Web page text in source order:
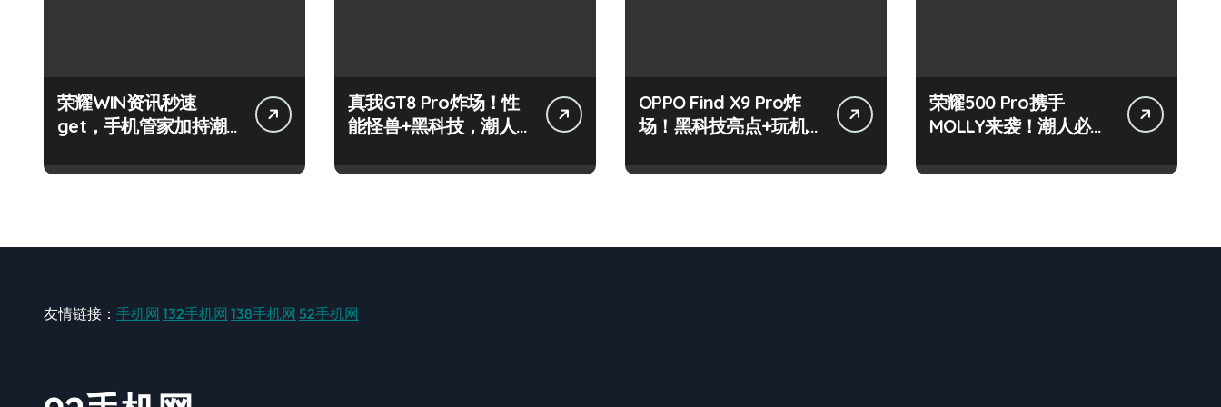
荣耀WIN资讯秒速
get，手机管家加持潮
真我GT8 Pro炸场！性
能怪兽+黑科技，潮人
OPPO Find X9 Pro炸
场！黑科技亮点+玩机
荣耀500 Pro携手
MOLLY来袭！潮人必看
友情链接： 手机网 132手机网 138手机网 52手机网